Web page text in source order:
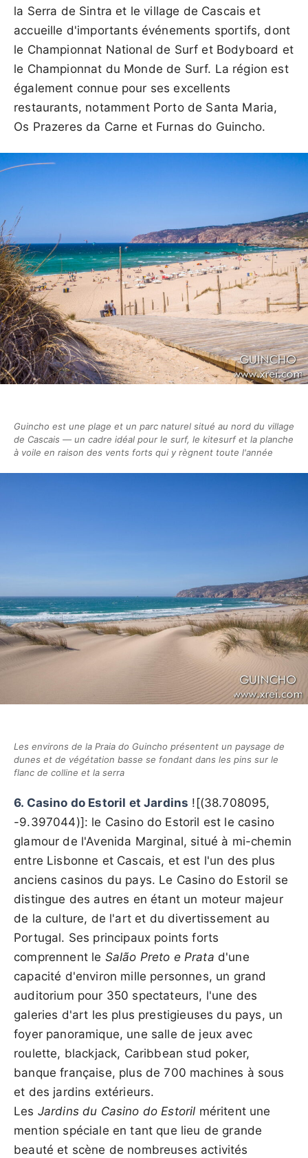
la Serra de Sintra et le village de Cascais et
accueille d'importants événements sportifs, dont
le Championnat National de Surf et Bodyboard et
le Championnat du Monde de Surf. La région est
également connue pour ses excellents
restaurants, notamment Porto de Santa Maria,
Os Prazeres da Carne et Furnas do Guincho.
Guincho est une plage et un parc naturel situé au nord du village
de Cascais — un cadre idéal pour le surf, le kitesurf et la planche
à voile en raison des vents forts qui y règnent toute l'année
Les environs de la Praia do Guincho présentent un paysage de
dunes et de végétation basse se fondant dans les pins sur le
flanc de colline et la serra
6. Casino do Estoril et Jardins ![(38.708095,
-9.397044)]: le Casino do Estoril est le casino
glamour de l'Avenida Marginal, situé à mi-chemin
entre Lisbonne et Cascais, et est l'un des plus
anciens casinos du pays. Le Casino do Estoril se
distingue des autres en étant un moteur majeur
de la culture, de l'art et du divertissement au
Portugal. Ses principaux points forts
comprennent le Salão Preto e Prata d'une
capacité d'environ mille personnes, un grand
auditorium pour 350 spectateurs, l'une des
galeries d'art les plus prestigieuses du pays, un
foyer panoramique, une salle de jeux avec
roulette, blackjack, Caribbean stud poker,
banque française, plus de 700 machines à sous
et des jardins extérieurs.
Les Jardins du Casino do Estoril méritent une
mention spéciale en tant que lieu de grande
beauté et scène de nombreuses activités